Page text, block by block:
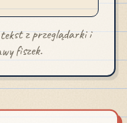
z przeglądarki i
fiszek.